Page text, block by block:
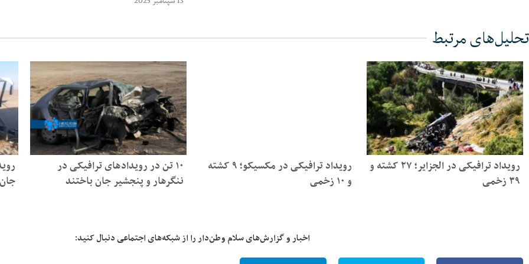
تحلیل‌های مرتبط
رویداد ترافیکی در الجزایر؛ ۲۷ کشته و
۳۹ زخمی
رویداد ترافیکی در مکسیکو؛ ۹ کشته
و ۱۰ زخمی
۱۰ تن در رویدادهای ترافیکی در
ننگرهار و پنجشیر جان باختند
جان
اخبار و گزارش‌های سلام وطن‌دار را از شبکه‌های اجتماعی دنبال کنید: